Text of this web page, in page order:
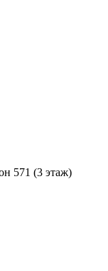
571 (3 этаж)